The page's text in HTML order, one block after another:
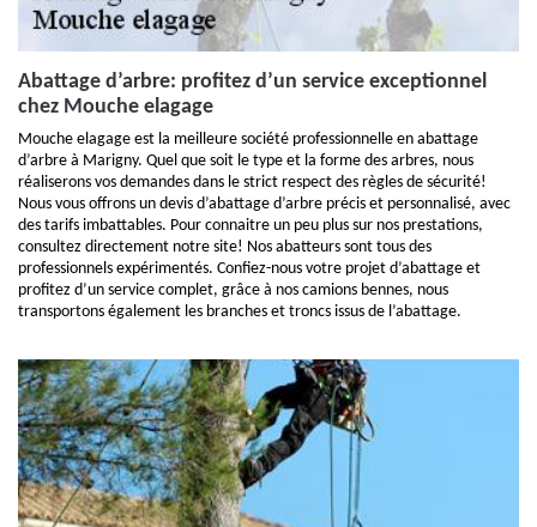
Abattage d’arbre: profitez d’un service exceptionnel
chez Mouche elagage
Mouche elagage est la meilleure société professionnelle en abattage
d’arbre à Marigny. Quel que soit le type et la forme des arbres, nous
réaliserons vos demandes dans le strict respect des règles de sécurité!
Nous vous offrons un devis d’abattage d’arbre précis et personnalisé, avec
des tarifs imbattables. Pour connaitre un peu plus sur nos prestations,
consultez directement notre site! Nos abatteurs sont tous des
professionnels expérimentés. Confiez-nous votre projet d’abattage et
profitez d’un service complet, grâce à nos camions bennes, nous
transportons également les branches et troncs issus de l’abattage.